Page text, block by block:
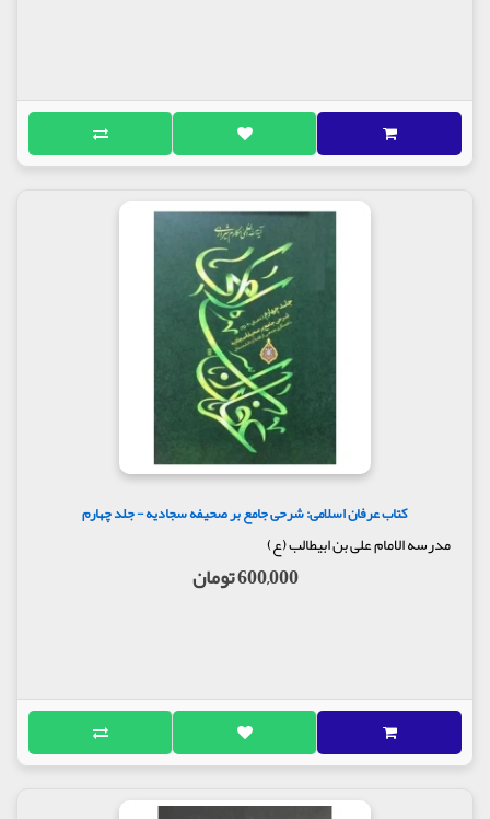
کتاب عرفان اسلامی: شرحی جامع بر صحیفه سجادیه - جلد چهارم
مدرسه الامام علی بن ابیطالب (ع)
600,000 تومان